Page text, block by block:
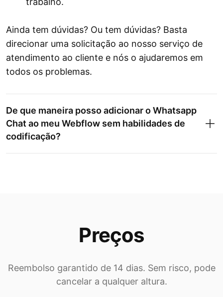
Ainda tem dúvidas? Ou tem dúvidas? Basta
direcionar uma solicitação ao nosso serviço de
atendimento ao cliente e nós o ajudaremos em
todos os problemas.
De que maneira posso adicionar o Whatsapp
Chat ao meu Webflow sem habilidades de
codificação?
Preços
Reembolso garantido de 14 dias. Sem risco, pode
cancelar a qualquer altura.